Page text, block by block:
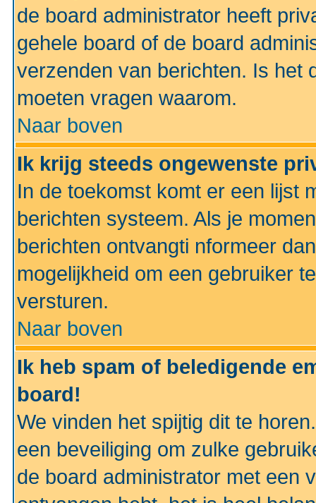
de board administrator heeft
gehele board of de board
verzenden van berichten. Is het
moeten vragen waarom.
Naar boven
Ik krijg steeds ongewenste
In de toekomst komt er een lijst
berichten systeem. Als je
berichten ontvangti nformeer
mogelijkheid om een gebruiker
versturen.
Naar boven
Ik heb spam of beledigende
board!
We vinden het spijtig dit te
een beveiliging om zulke
de board administrator met een